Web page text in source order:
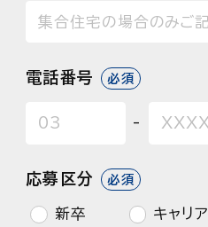
電話番号 必須
-
応募区分 必須
新卒 キャリア